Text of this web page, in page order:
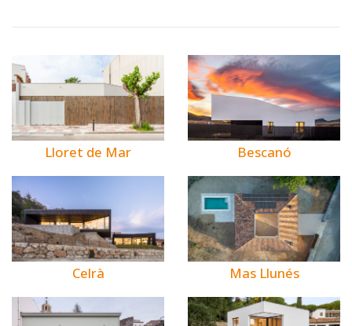
Lloret de Mar Bescanó
Celrà Mas Llunés